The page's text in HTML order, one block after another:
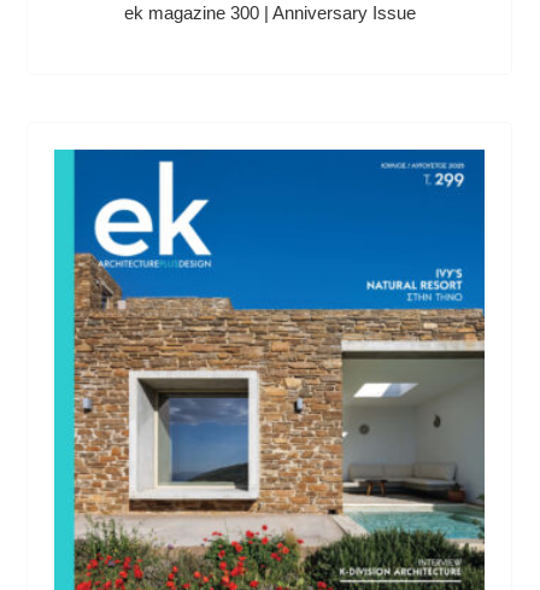
ek magazine 300 | Anniversary Issue